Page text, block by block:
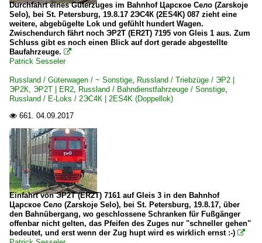
Durchfahrt eines Güterzuges im Bahnhof Царское Село (Zarskoje
Selo), bei St. Petersburg, 19.8.17 2ЭС4К (2ES4K) 087 zieht eine
weitere, abgebügelte Lok und gefühlt hundert Wagen.
Zwischendurch fährt noch ЭР2T (ER2T) 7195 von Gleis 1 aus. Zum
Schluss gibt es noch einen Blick auf dort gerade abgestellte
Baufahrzeuge. 
Patrick Sesseler
Russland / Güterwagen / ~ Sonstige, Russland / Triebzüge / ЭР2 |
ЭР2К, ЭР2T | ER2, Russland / Bahndienstfahrzeuge / Sonstige,
Russland / E-Loks / 2ЭС4К | 2ES4K (Doppellok)
 661. 04.09.2017
Einfahrt von ЭР2T (ER2T) 7161 auf Gleis 3 in den Bahnhof
Царское Село (Zarskoje Selo), bei St. Petersburg, 19.8.17, über
den Bahnübergang, wo geschlossene Schranken für Fußgänger
offenbar nicht gelten, das Pfeifen des Zuges nur "schneller gehen"
bedeutet, und erst wenn der Zug hupt wird es wirklich ernst :-) 